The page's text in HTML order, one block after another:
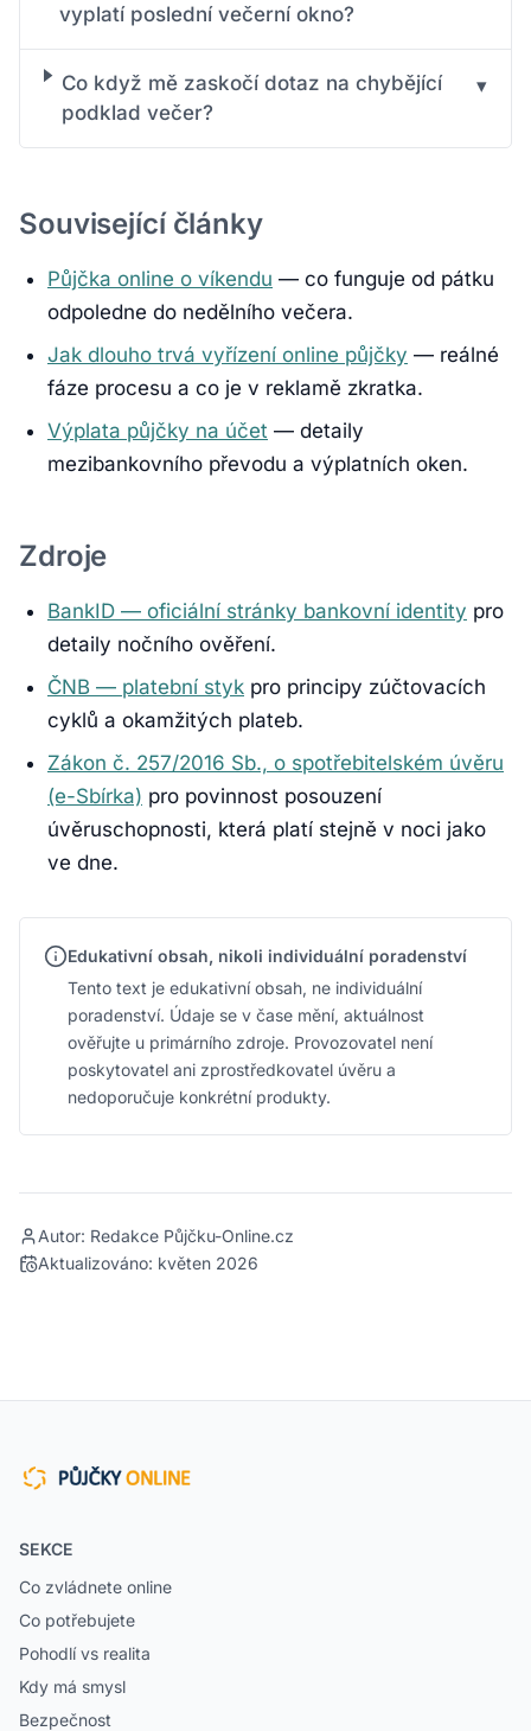
vyplatí poslední večerní okno?
Co když mě zaskočí dotaz na chybějící
podklad večer?
▾
Související články
Půjčka online o víkendu — co funguje od pátku
odpoledne do nedělního večera.
Jak dlouho trvá vyřízení online půjčky — reálné
fáze procesu a co je v reklamě zkratka.
Výplata půjčky na účet — detaily
mezibankovního převodu a výplatních oken.
Zdroje
BankID — oficiální stránky bankovní identity pro
detaily nočního ověření.
ČNB — platební styk pro principy zúčtovacích
cyklů a okamžitých plateb.
Zákon č. 257/2016 Sb., o spotřebitelském úvěru
(e-Sbírka) pro povinnost posouzení
úvěruschopnosti, která platí stejně v noci jako
ve dne.
Edukativní obsah, nikoli individuální poradenství
Tento text je edukativní obsah, ne individuální
poradenství. Údaje se v čase mění, aktuálnost
ověřujte u primárního zdroje. Provozovatel není
poskytovatel ani zprostředkovatel úvěru a
nedoporučuje konkrétní produkty.
Autor: Redakce Půjčku-Online.cz
Aktualizováno: květen 2026
SEKCE
Co zvládnete online
Co potřebujete
Pohodlí vs realita
Kdy má smysl
Bezpečnost